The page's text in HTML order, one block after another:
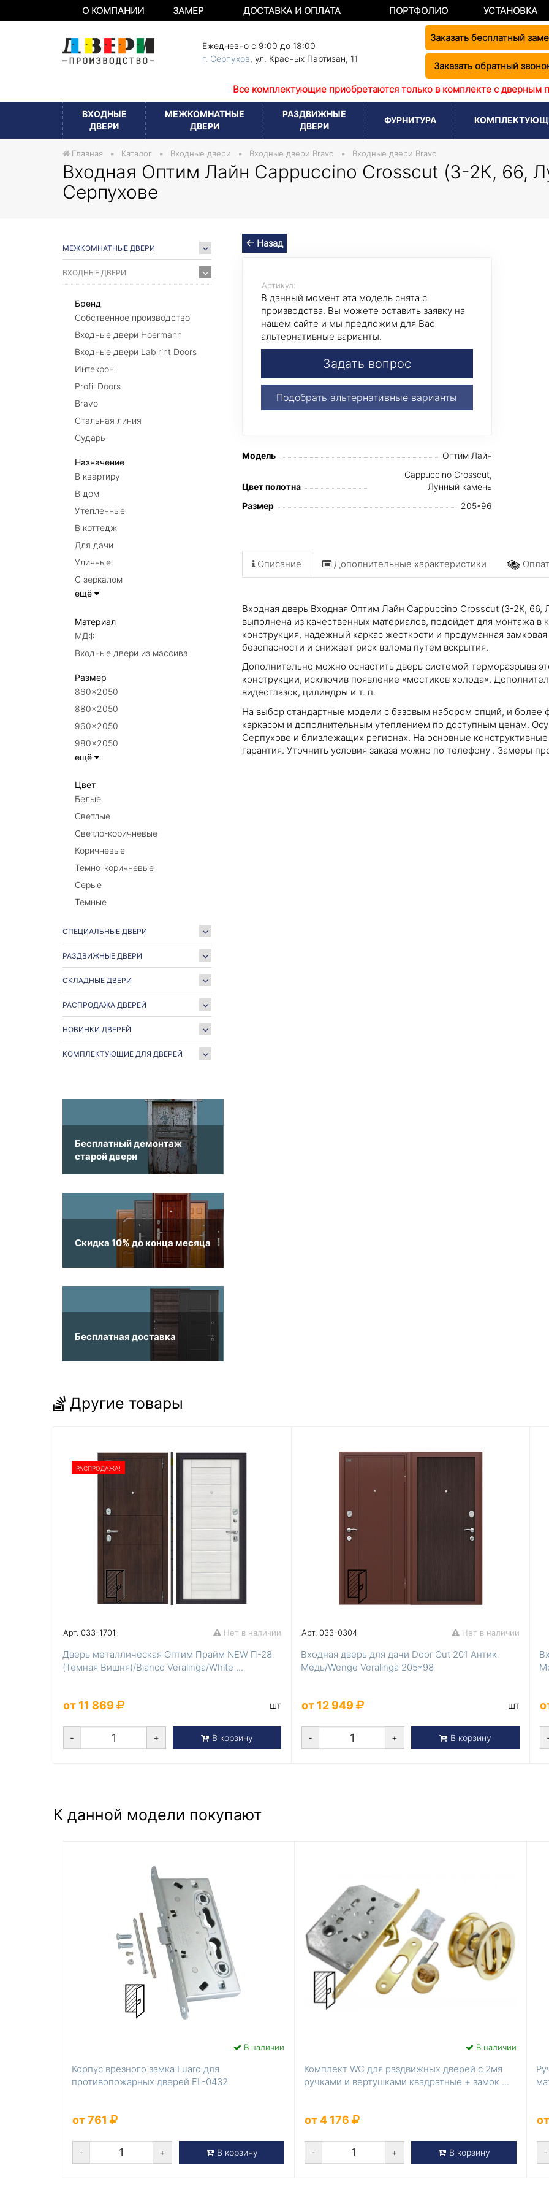
О КОМПАНИИ ЗАМЕР ДОСТАВКА И ОПЛАТА ПОРТФОЛИО УСТАНОВКА
Ежедневно с 9:00 до 18:00
г. Серпухов, ул. Красных Партизан, 11
Заказать бесплатный
Заказать обратный
Все комплектующие приобретаются только в комплекте с дверным
ВХОДНЫЕ
ДВЕРИ
МЕЖКОМНАТНЫЕ
ДВЕРИ
РАЗДВИЖНЫЕ
ДВЕРИ
ФУРНИТУРА
Главная Каталог Входные двери Входные двери Bravo Входные двери Bravo
Входная Оптим Лайн Cappuccino Crosscut (З-2К, 66,
Серпухове
МЕЖКОМНАТНЫЕ ДВЕРИ
ВХОДНЫЕ ДВЕРИ
Бренд
Собственное производство
Входные двери Hoermann
Входные двери Labirint Doors
Интекрон
Profil Doors
Bravo
Стальная линия
Сударь
Назначение
В квартиру
В дом
Утепленные
В коттедж
Для дачи
Уличные
С зеркалом
ещё
Материал
МДФ
Входные двери из массива
Размер
860×2050
880×2050
960×2050
980×2050
ещё
Цвет
Белые
Светлые
Светло-коричневые
Коричневые
Тёмно-коричневые
Серые
Темные
СПЕЦИАЛЬНЫЕ ДВЕРИ
РАЗДВИЖНЫЕ ДВЕРИ
СКЛАДНЫЕ ДВЕРИ
РАСПРОДАЖА ДВЕРЕЙ
НОВИНКИ ДВЕРЕЙ
КОМПЛЕКТУЮЩИЕ ДЛЯ ДВЕРЕЙ
Бесплатный демонтаж
старой двери
Скидка 10% до конца месяца
Бесплатная доставка
← Назад
Артикул:
В данный момент эта модель снята с
производства. Вы можете оставить заявку на
нашем сайте и мы предложим для Вас
альтернативные варианты.
Задать вопрос
Подобрать альтернативные варианты
Модель Оптим Лайн
Цвет полотна
Cappuccino Crosscut,
Лунный камень
Размер
205*96
Описание Дополнительные характеристики
Входная дверь Входная Оптим Лайн Cappuccino Crosscut (З-2К, 66,
выполнена из качественных материалов, подойдет для монтажа в
конструкция, надежный каркас жесткости и продуманная
безопасности и снижает риск взлома путем вскрытия.
Дополнительно можно оснастить дверь системой терморазрыва
конструкции, исключив появление «мостиков холода».
видеоглазок, цилиндры и т. п.
На выбор стандартные модели с базовым набором опций, и более
каркасом и дополнительным утеплением по доступным ценам.
Серпухове и близлежащих регионах. На основные
гарантия. Уточнить условия заказа можно по телефону . Замеры
Другие товары
РАСПРОДАЖА!
Арт. 033-1701 Нет в наличии
Дверь металлическая Оптим Прайм NEW П-28
(Темная Вишня)/Bianco Veralinga/White ...
от 11 869 шт
- + В корзину
Арт. 033-0304 Нет в наличии
Входная дверь для дачи Door Out 201 Антик
Медь/Wenge Veralinga 205*98
от 12 949 шт
- + В корзину
К данной модели покупают
В наличии
Корпус врезного замка Fuaro для
противопожарных дверей FL-0432
от 761
- + В корзину
В наличии
Комплект WC для раздвижных дверей c 2мя
ручками и вертушками квадратные + замок ...
от 4 176
- + В корзину -